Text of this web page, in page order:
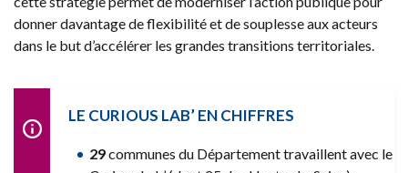
donner davantage de flexibilité et de souplesse aux acteurs
dans le but d’accélérer les grandes transitions territoriales.
LE CURIOUS LAB’ EN CHIFFRES
29communes du Département travaillent avec le